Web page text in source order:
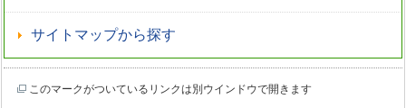
サイトマップから探す
このマークがついているリンクは別ウインドウで開きます